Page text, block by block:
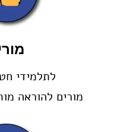
לתלמידי
מורים להוראה